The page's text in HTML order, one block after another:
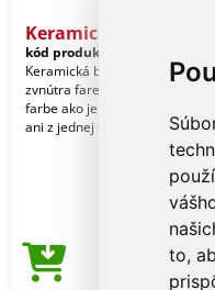
to,
Keramická šálka
kód produktu:
Keramická biela šálka,
zvnútra farebná, s lyžičkou v
farbe ako je vnútro. Nemôže
ani z jednej domácnosti